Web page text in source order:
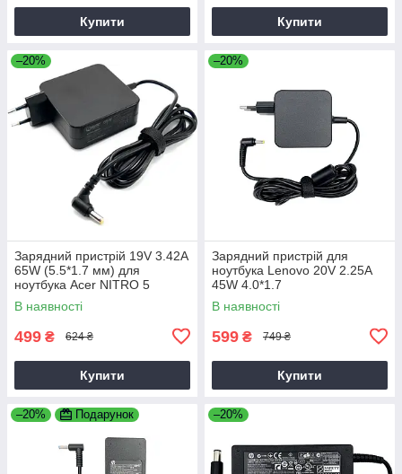
Купити Купити
–20%
Зарядний пристрій 19V 3.42A
65W (5.5*1.7 мм) для
ноутбука Acer NITRO 5
AN515-31 65
В наявності
499 ₴ 624 ₴
Купити
–20%
Зарядний пристрій для
ноутбука Lenovo 20V 2.25A
45W 4.0*1.7
В наявності
599 ₴ 749 ₴
Купити
–20% Подарунок –20%